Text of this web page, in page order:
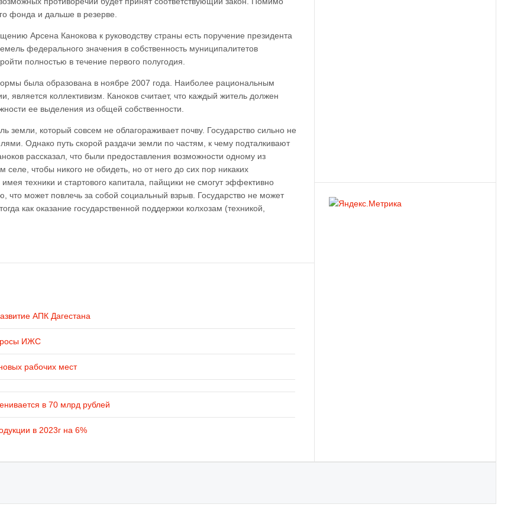
фонда и дальше в резерве.
Арсена Канокова к руководству страны есть поручение президента
федерального значения в собственность муниципалитетов
полностью в течение первого полугодия.
была образована в ноябре 2007 года. Наиболее рациональным
коллективизм. Каноков считает, что каждый житель должен
ее выделения из общей собственности.
земли, который совсем не облагораживает почву. Государство сильно не
Однако путь скорой раздачи земли по частям, к чему подталкивают
рассказал, что были предоставления возможности одному из
селе, чтобы никого не обидеть, но от него до сих пор никаких
техники и стартового капитала, пайщики не смогут эффективно
что может повлечь за собой социальный взрыв. Государство не может
как оказание государственной поддержки колхозам (техникой,
АПК Дагестана
ИЖС
рабочих мест
в 70 млрд рублей
в 2023г на 6%